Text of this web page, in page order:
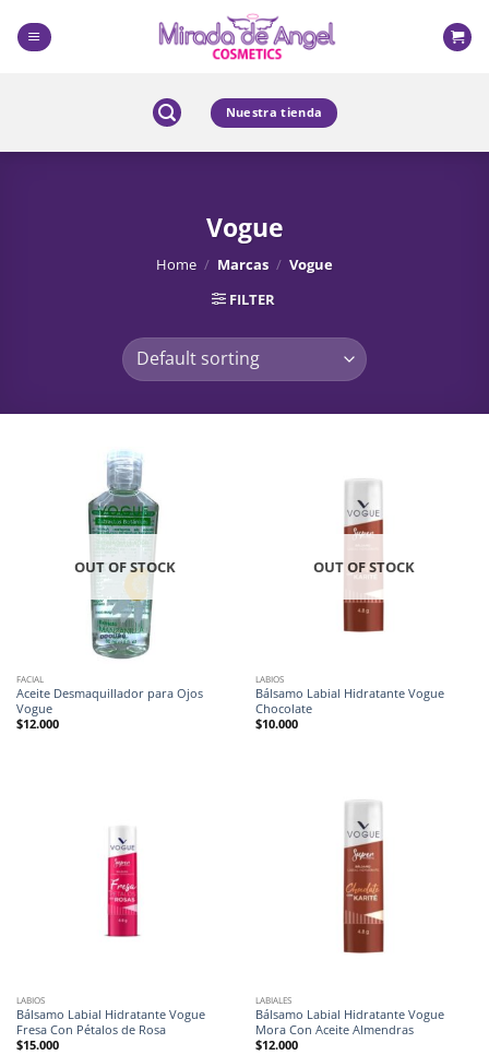
content
Nuestra tienda
Vogue
Home / Marcas / Vogue
FILTER
OUT OF STOCK
FACIAL
Aceite Desmaquillador para Ojos
Vogue
$12.000
OUT OF STOCK
LABIOS
Bálsamo Labial Hidratante Vogue
Chocolate
$10.000
LABIOS
Bálsamo Labial Hidratante Vogue
Fresa Con Pétalos de Rosa
$15.000
LABIALES
Bálsamo Labial Hidratante Vogue
Mora Con Aceite Almendras
$12.000